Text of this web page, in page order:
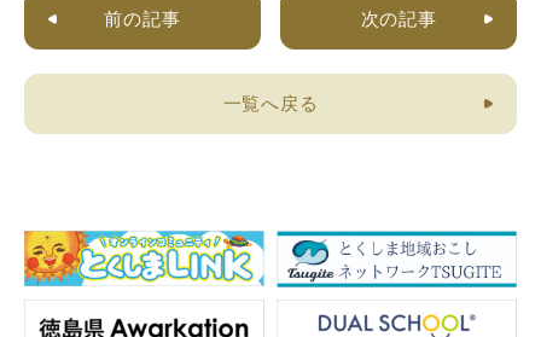
前の記事 次の記事
一覧へ戻る